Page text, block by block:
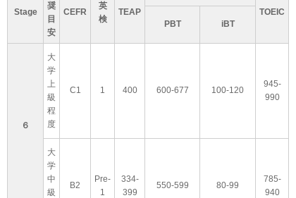
Stage
奨
目
安
CEFR
英
検
TEAP
TOEIC
PBT
iBT
６
大
学
上
級
程
度
C1 1 400 600-677 100-120
945-
990
大
学
中
級
B2
Pre-
1
334-
399
550-599 80-99
785-
940